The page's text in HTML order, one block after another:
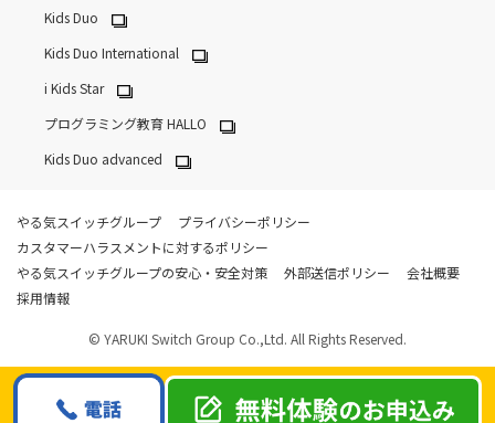
Kids Duo
Kids Duo International
i Kids Star
プログラミング教育 HALLO
Kids Duo advanced
やる気スイッチグループ
プライバシーポリシー
カスタマーハラスメントに対するポリシー
やる気スイッチグループの安心・安全対策
外部送信ポリシー
会社概要
採用情報
© YARUKI Switch Group Co.,Ltd. All Rights Reserved.